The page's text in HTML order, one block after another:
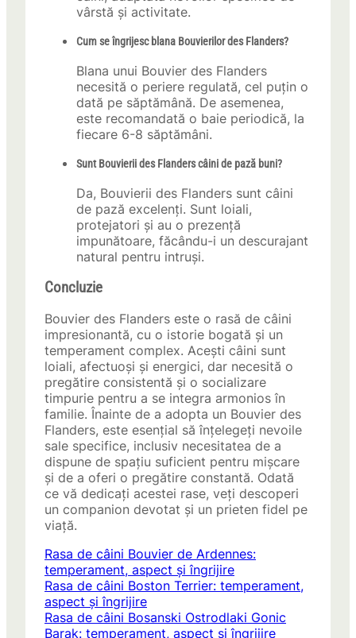
vârstă și activitate.
Cum se îngrijesc blana Bouvierilor des Flanders?
Blana unui Bouvier des Flanders
necesită o periere regulată, cel puțin o
dată pe săptămână. De asemenea,
este recomandată o baie periodică, la
fiecare 6-8 săptămâni.
Sunt Bouvierii des Flanders câini de pază buni?
Da, Bouvierii des Flanders sunt câini
de pază excelenți. Sunt loiali,
protejatori și au o prezență
impunătoare, făcându-i un descurajant
natural pentru intruși.
Concluzie
Bouvier des Flanders este o rasă de câini
impresionantă, cu o istorie bogată și un
temperament complex. Acești câini sunt
loiali, afectuoși și energici, dar necesită o
pregătire consistentă și o socializare
timpurie pentru a se integra armonios în
familie. Înainte de a adopta un Bouvier des
Flanders, este esențial să înțelegeți nevoile
sale specifice, inclusiv necesitatea de a
dispune de spațiu suficient pentru mișcare
și de a oferi o pregătire constantă. Odată
ce vă dedicați acestei rase, veți descoperi
un companion devotat și un prieten fidel pe
viață.
Rasa de câini Bouvier de Ardennes:
temperament, aspect și îngrijire
Rasa de câini Boston Terrier: temperament,
aspect și îngrijire
Rasa de câini Bosanski Ostrodlaki Gonic
Barak: temperament, aspect și îngrijire